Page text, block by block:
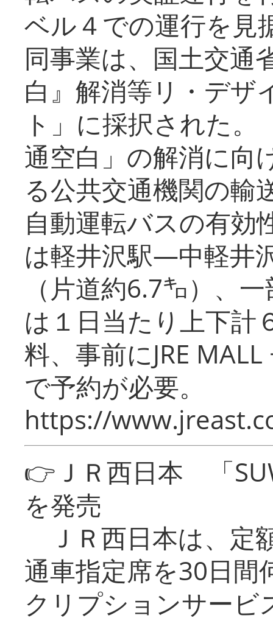
ベル４での運行を見
同事業は、国土交通
白』解消等リ・デザ
ト」に採択された
通空白」の解消に向
る公共交通機関の輸
自動運転バスの有効
は軽井沢駅―中軽井
（片道約6.7㌔）、
は１日当たり上下計
料、事前にJRE
で予約が必要。
https://
👉ＪＲ西日本 「
を発売
ＪＲ西日本は、定
通車指定席を30日間
クリプションサービ